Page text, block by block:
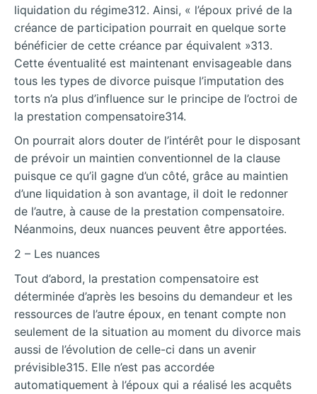
liquidation du régime312. Ainsi, « l’époux privé de la
créance de participation pourrait en quelque sorte
bénéficier de cette créance par équivalent »313.
Cette éventualité est maintenant envisageable dans
tous les types de divorce puisque l’imputation des
torts n’a plus d’influence sur le principe de l’octroi de
la prestation compensatoire314.
On pourrait alors douter de l’intérêt pour le disposant
de prévoir un maintien conventionnel de la clause
puisque ce qu’il gagne d’un côté, grâce au maintien
d’une liquidation à son avantage, il doit le redonner
de l’autre, à cause de la prestation compensatoire.
Néanmoins, deux nuances peuvent être apportées.
2 – Les nuances
Tout d’abord, la prestation compensatoire est
déterminée d’après les besoins du demandeur et les
ressources de l’autre époux, en tenant compte non
seulement de la situation au moment du divorce mais
aussi de l’évolution de celle-ci dans un avenir
prévisible315. Elle n’est pas accordée
automatiquement à l’époux qui a réalisé les acquêts